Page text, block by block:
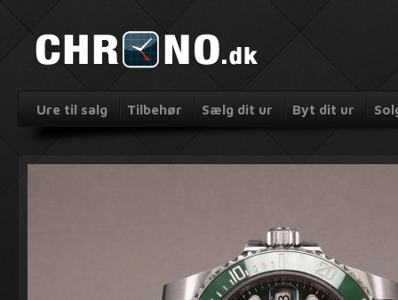
Ure til salg Tilbehør Sælg dit ur Byt dit ur